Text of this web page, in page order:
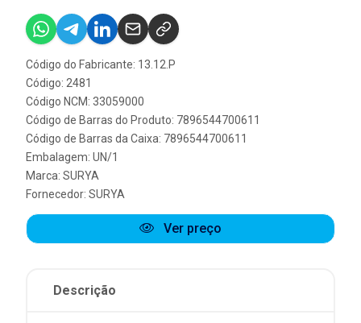
Código do Fabricante: 13.12.P
Código: 2481
Código NCM: 33059000
Código de Barras do Produto: 7896544700611
Código de Barras da Caixa: 7896544700611
Embalagem: UN/1
Marca: SURYA
Fornecedor: SURYA
Ver preço
Descrição